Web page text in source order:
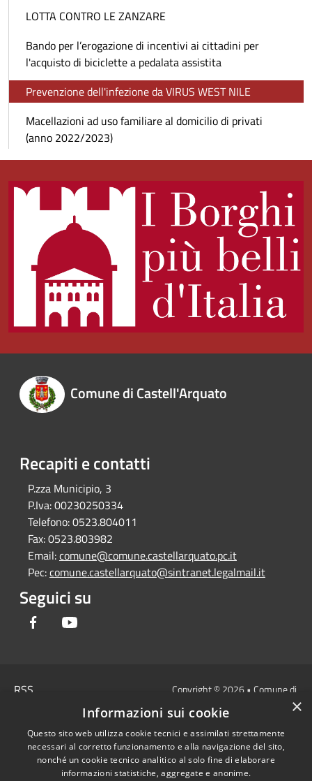
LOTTA CONTRO LE ZANZARE
Bando per l’erogazione di incentivi ai cittadini per
l'acquisto di biciclette a pedalata assistita
Prevenzione dell'infezione da VIRUS WEST NILE
Macellazioni ad uso familiare al domicilio di privati
(anno 2022/2023)
Comune di Castell'Arquato
Recapiti e contatti
P.zza Municipio, 3
P.Iva:00230250334
Telefono:0523.804011
Fax:0523.803982
Email:comune@comune.castellarquato.pc.it
Pec:comune.castellarquato@sintranet.legalmail.it
Seguici su
Facebook
RSS
Cookie
Mappa del sito
DICHIARAZIONE DI
Copyright © 2026 • Comune di
Castell'Arquato • Powered by
Municipium
redazione
×
Informazioni sui cookie
Questo sito web utilizza cookie tecnici e assimilati strettamente
necessari al corretto funzionamento e alla navigazione del sito,
nonché un cookie tecnico analitico al solo fine di elaborare
informazioni statistiche, aggregate e anonime.